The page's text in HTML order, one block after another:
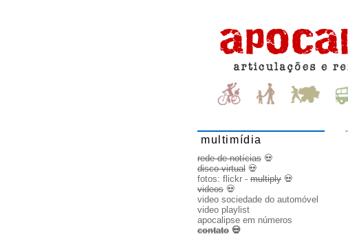
multimídia
rede de notícias 💀
disco virtual 💀
fotos: flickr - multiply 💀
videos 💀
video sociedade do automóvel
video playlist
apocalipse em números
contato 💀